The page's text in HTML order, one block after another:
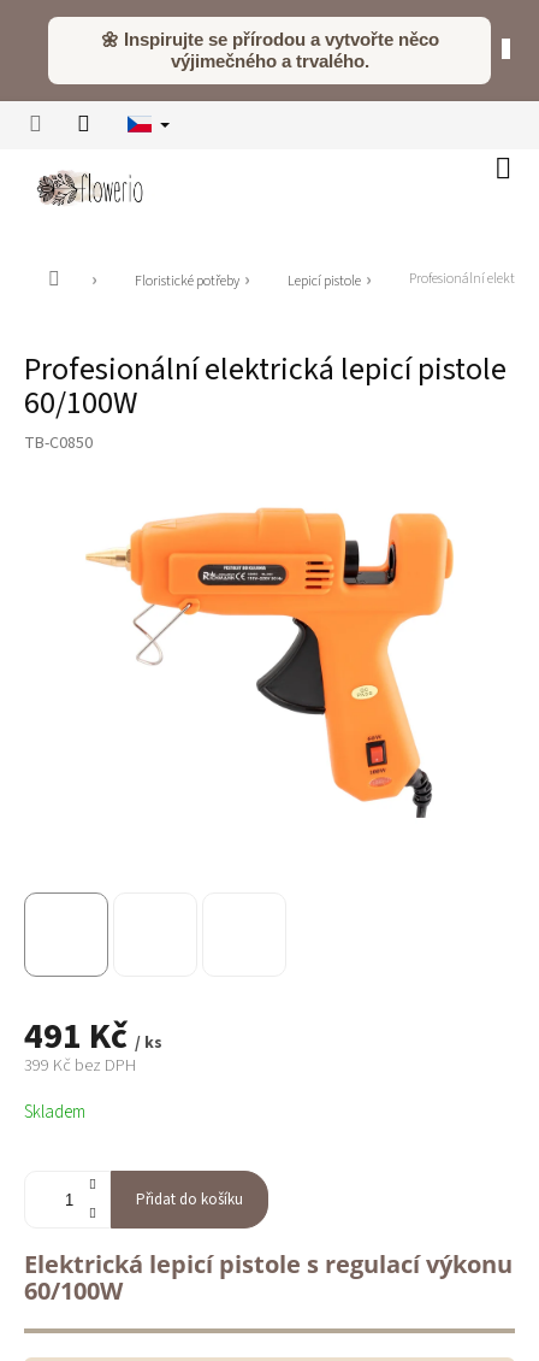
🌼 Inspirujte se přírodou a vytvořte něco
výjimečného a trvalého.
Domů Floristické potřeby Lepicí pistole Profesionální
Profesionální elektrická lepicí pistole
60/100W
TB-C0850
491 Kč / ks
399 Kč bez DPH
Měrná
cena:
Skladem
Přidat do košíku
Elektrická lepicí pistole s regulací výkonu
60/100W